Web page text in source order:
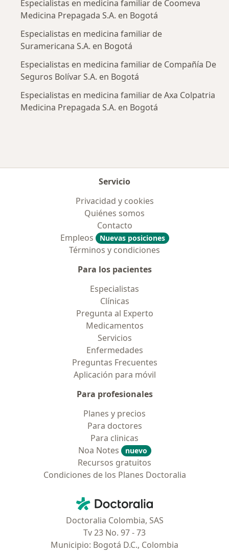
Especialistas en medicina familiar de Coomeva
Medicina Prepagada S.A. en Bogotá
Especialistas en medicina familiar de
Suramericana S.A. en Bogotá
Especialistas en medicina familiar de Compañía De
Seguros Bolívar S.A. en Bogotá
Especialistas en medicina familiar de Axa Colpatria
Medicina Prepagada S.A. en Bogotá
Servicio
Privacidad y cookies
Quiénes somos
Contacto
Empleos
Nuevas posiciones
Términos y condiciones
Para los pacientes
Especialistas
Clínicas
Pregunta al Experto
Medicamentos
Servicios
Enfermedades
Preguntas Frecuentes
Aplicación para móvil
Para profesionales
Planes y precios
Para doctores
Para clinicas
Noa Notes
nuevo
Recursos gratuitos
Condiciones de los Planes Doctoralia
Doctoralia - Página de inicio
Doctoralia Colombia, SAS
Tv 23 No. 97 - 73
Municipio: Bogotá D.C., Colombia